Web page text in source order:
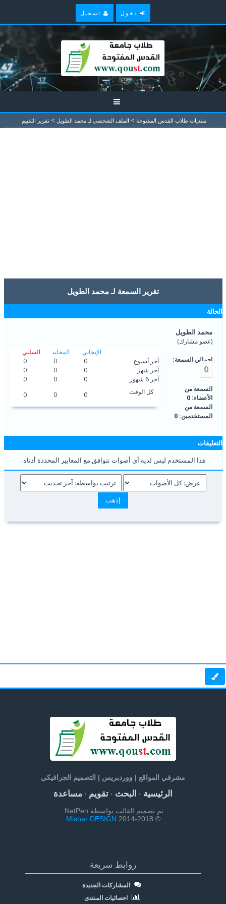
دخول تسجيل
منتديات طلاب القدس المفتوحة > الملف الشخصي لـ محمد الطويل > تقرير التقييم
تقرير السمعة لـ محمد الطويل
الحالة
محمد الطويل
(عضو مشارك)
إجمالي السمعة:
0
السمعة من
الأعضاء: 0
السمعة من
المستخدمين: 0
الإيجابي المحايد
السلبي
آخر أسبوع
0
0
0
آخر شهر
0
0
0
آخر 6 شهور
0
0
0
كل الوقت
0
0
0
التعليقات
هذا المستخدم ليس لديه أي أصوات تتوافق مع المعايير المحددة أدناه .
مشرفي المواقع | ووردبريس | التصميم الجرافيكي
الرئيسية· البحث· تقويم· مساعدة
تم تصميم القالب بواسطة NetPen:
© 2014-2018
Mishar DESIGN
روابط سريعة
المشاركات الجديدة
احصائيات المنتدى